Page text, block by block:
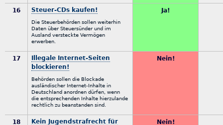
16 Steuer-CDs kaufen!
Die Steuerbehörden sollen weiterhin
Daten über Steuersünder und im
Ausland versteckte Vermögen
erwerben.
Ja!
17
Illegale Internet-Seiten
blockieren!
Behörden sollen die Blockade
ausländischer Internet-Inhalte in
Deutschland anordnen dürfen, wenn
die entsprechenden Inhalte hierzulande
rechtlich zu beanstanden sind.
Nein!
18
Kein Jugendstrafrecht für
Nein!